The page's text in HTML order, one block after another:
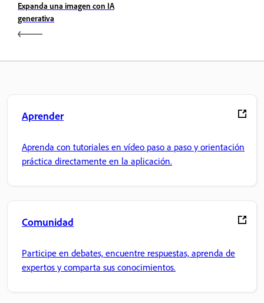
Expanda una imagen con IA
generativa
Aprender
Aprenda con tutoriales en vídeo paso a paso y orientación
práctica directamente en la aplicación.
Comunidad
Participe en debates, encuentre respuestas, aprenda de
expertos y comparta sus conocimientos.